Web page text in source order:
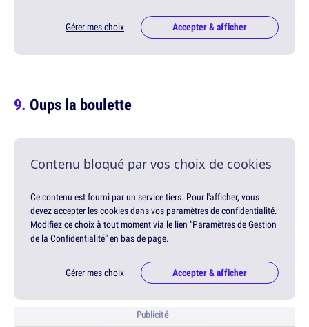
Gérer mes choix Accepter & afficher
Oups la boulette
Contenu bloqué par vos choix de cookies
Ce contenu est fourni par un service tiers. Pour l'afficher, vous
devez accepter les cookies dans vos paramètres de confidentialité.
Modifiez ce choix à tout moment via le lien "Paramètres de Gestion
de la Confidentialité" en bas de page.
Gérer mes choix Accepter & afficher
Publicité